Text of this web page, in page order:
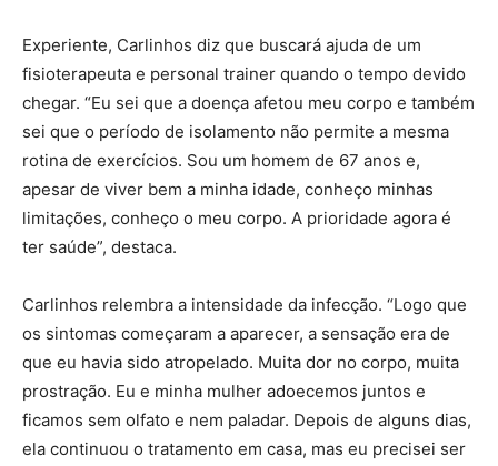
Experiente, Carlinhos diz que buscará ajuda de um
fisioterapeuta e personal trainer quando o tempo devido
chegar. “Eu sei que a doença afetou meu corpo e também
sei que o período de isolamento não permite a mesma
rotina de exercícios. Sou um homem de 67 anos e,
apesar de viver bem a minha idade, conheço minhas
limitações, conheço o meu corpo. A prioridade agora é
ter saúde”, destaca.
Carlinhos relembra a intensidade da infecção. “Logo que
os sintomas começaram a aparecer, a sensação era de
que eu havia sido atropelado. Muita dor no corpo, muita
prostração. Eu e minha mulher adoecemos juntos e
ficamos sem olfato e nem paladar. Depois de alguns dias,
ela continuou o tratamento em casa, mas eu precisei ser